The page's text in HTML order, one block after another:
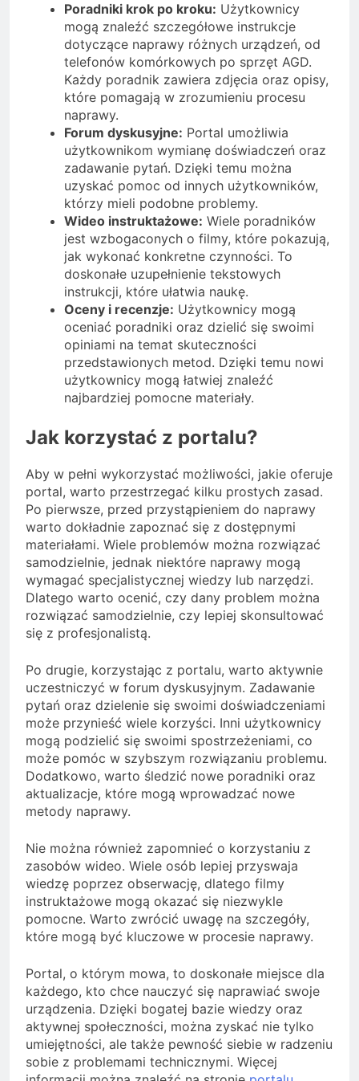
Poradniki krok po kroku: Użytkownicy
mogą znaleźć szczegółowe instrukcje
dotyczące naprawy różnych urządzeń, od
telefonów komórkowych po sprzęt AGD.
Każdy poradnik zawiera zdjęcia oraz opisy,
które pomagają w zrozumieniu procesu
naprawy.
Forum dyskusyjne: Portal umożliwia
użytkownikom wymianę doświadczeń oraz
zadawanie pytań. Dzięki temu można
uzyskać pomoc od innych użytkowników,
którzy mieli podobne problemy.
Wideo instruktażowe: Wiele poradników
jest wzbogaconych o filmy, które pokazują,
jak wykonać konkretne czynności. To
doskonałe uzupełnienie tekstowych
instrukcji, które ułatwia naukę.
Oceny i recenzje: Użytkownicy mogą
oceniać poradniki oraz dzielić się swoimi
opiniami na temat skuteczności
przedstawionych metod. Dzięki temu nowi
użytkownicy mogą łatwiej znaleźć
najbardziej pomocne materiały.
Jak korzystać z portalu?
Aby w pełni wykorzystać możliwości, jakie oferuje
portal, warto przestrzegać kilku prostych zasad.
Po pierwsze, przed przystąpieniem do naprawy
warto dokładnie zapoznać się z dostępnymi
materiałami. Wiele problemów można rozwiązać
samodzielnie, jednak niektóre naprawy mogą
wymagać specjalistycznej wiedzy lub narzędzi.
Dlatego warto ocenić, czy dany problem można
rozwiązać samodzielnie, czy lepiej skonsultować
się z profesjonalistą.
Po drugie, korzystając z portalu, warto aktywnie
uczestniczyć w forum dyskusyjnym. Zadawanie
pytań oraz dzielenie się swoimi doświadczeniami
może przynieść wiele korzyści. Inni użytkownicy
mogą podzielić się swoimi spostrzeżeniami, co
może pomóc w szybszym rozwiązaniu problemu.
Dodatkowo, warto śledzić nowe poradniki oraz
aktualizacje, które mogą wprowadzać nowe
metody naprawy.
Nie można również zapomnieć o korzystaniu z
zasobów wideo. Wiele osób lepiej przyswaja
wiedzę poprzez obserwację, dlatego filmy
instruktażowe mogą okazać się niezwykle
pomocne. Warto zwrócić uwagę na szczegóły,
które mogą być kluczowe w procesie naprawy.
Portal, o którym mowa, to doskonałe miejsce dla
każdego, kto chce nauczyć się naprawiać swoje
urządzenia. Dzięki bogatej bazie wiedzy oraz
aktywnej społeczności, można zyskać nie tylko
umiejętności, ale także pewność siebie w radzeniu
sobie z problemami technicznymi. Więcej